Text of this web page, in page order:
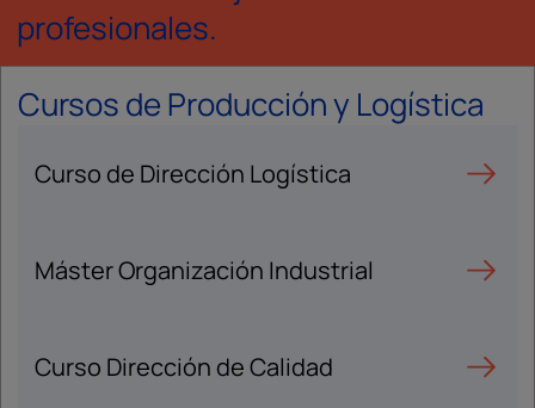
profesionales.
Cursos de Producción y Logística
Curso de Dirección Logística
Máster Organización Industrial
Curso Dirección de Calidad